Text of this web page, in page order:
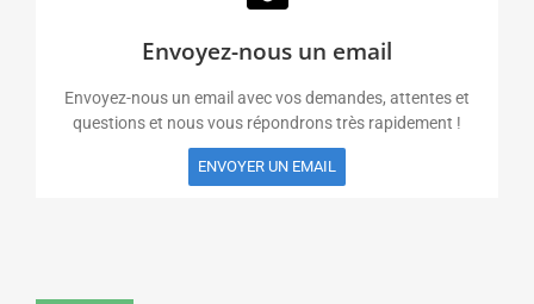
Envoyez-nous un email
Envoyez-nous un email avec vos demandes, attentes et
questions et nous vous répondrons très rapidement !
ENVOYER UN EMAIL